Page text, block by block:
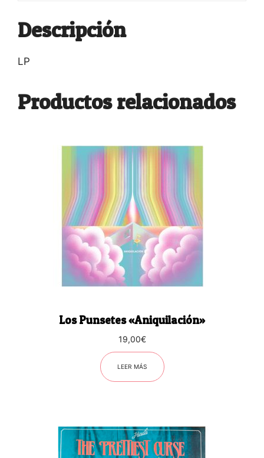
Descripción
LP
Productos relacionados
Los Punsetes «Aniquilación»
19,00€
LEER MÁS